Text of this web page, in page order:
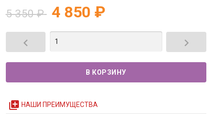
5 350₽ 4 850 ₽
 
queue НАШИ ПРЕИМУЩЕСТВА